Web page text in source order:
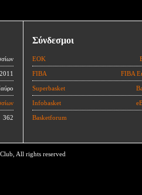
2011
362
Σύνδεσμοι
ΕΟΚ
FIBA FIBA
Superbasket
Infobasket
Basketforum
All rights reserved